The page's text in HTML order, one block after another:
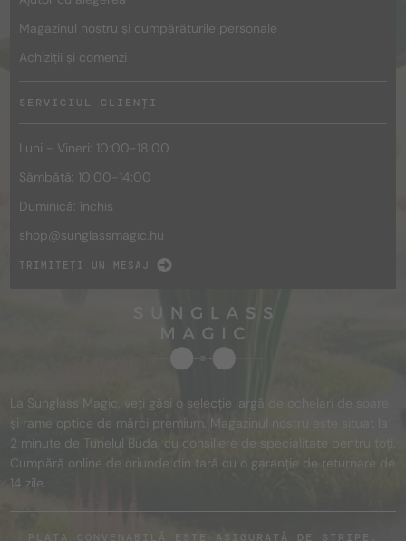
Magazinul nostru și cumpărăturile personale
Achiziții și comenzi
SERVICIUL CLIENȚI
Luni - Vineri: 10:00-18:00
Sâmbătă: 10:00-14:00
Duminică: închis
shop@sunglassmagic.hu
TRIMITEȚI UN MESAJ
La Sunglass Magic, veți găsi o selecție largă de ochelari de soare
și rame optice de mărci premium. Magazinul nostru este situat la
2 minute de Tunelul Buda, cu consiliere de specialitate pentru toți.
Cumpără online de oriunde din țară cu o garanție de returnare de
14 zile.
PLATA CONVENABILĂ ESTE ASIGURATĂ DE STRIPE,